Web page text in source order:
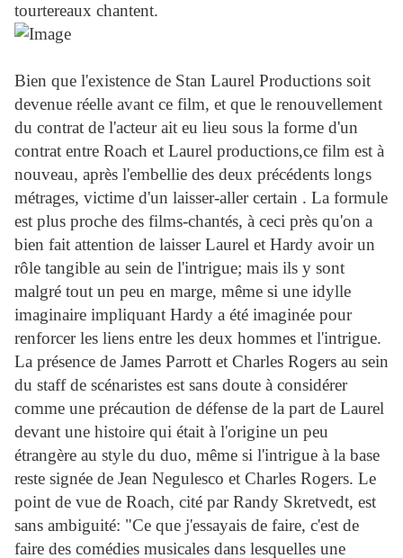
tourtereaux chantent.
Bien que l'existence de Stan Laurel Productions soit
devenue réelle avant ce film, et que le renouvellement
du contrat de l'acteur ait eu lieu sous la forme d'un
contrat entre Roach et Laurel productions,ce film est à
nouveau, après l'embellie des deux précédents longs
métrages, victime d'un laisser-aller certain . La formule
est plus proche des films-chantés, à ceci près qu'on a
bien fait attention de laisserLaurel et Hardy avoir un
rôle tangible au sein de l'intrigue; mais ils y sont
malgré tout un peu en marge, même si une idylle
imaginaire impliquant Hardy a été imaginée pour
renforcer les liens entre les deux hommes et l'intrigue.
La présence de James Parrott et Charles Rogers au sein
du staff de scénaristes est sans doute à considérer
comme une précaution de défense de la part de Laurel
devant une histoire qui était à l'origine un peu
étrangère au style du duo, même si l'intrigue à la base
reste signée de Jean Negulesco et Charles Rogers. Le
point de vue de Roach, cité par Randy Skretvedt, est
sans ambiguité: "Ce que j'essayais de faire, c'est de
faire des comédies musicales dans lesquelles une